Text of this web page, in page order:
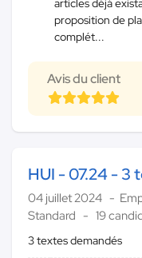
articles déjà
proposition de
complét...
Avis du client
HUI - 07.24 - 3
04 juillet 2024
Standard
19
3 textes demandés